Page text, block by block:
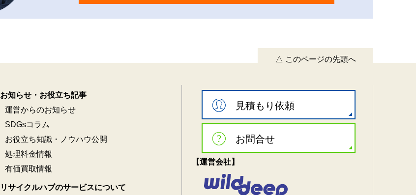
△ このページの先頭へ
お知らせ・お役立ち記事
運営からのお知らせ
SDGsコラム
お役立ち知識・ノウハウ公開
処理料金情報
有価買取情報
リサイクルハブのサービスについて
見積もり依頼
お問合せ
【運営会社】